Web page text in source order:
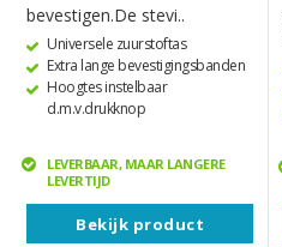
bevestigen.De stevi..
Universele zuurstoftas
Extra lange bevestigingsbanden
Hoogtes instelbaar
d.m.v.drukknop
LEVERBAAR, MAAR LANGERE
LEVERTIJD
Bekijk product